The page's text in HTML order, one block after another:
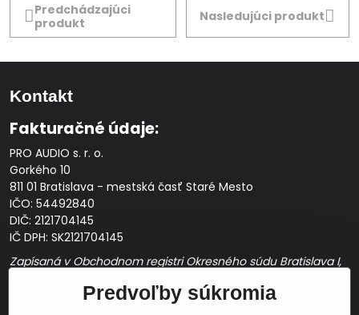
Predchádzajúci
produkt
Nasledujúci produkt
Kontakt
Fakturačné údaje:
PRO AUDIO s. r. o.
Gorkého 10
811 01 Bratislava - mestská časť Staré Mesto
IČO: 54492840
DIČ: 2121704145
IČ DPH: SK2121704145
Zapísaná v Obchodnom registri Okresného súdu Bratislava I,
Prevádzková doba: pracovné dni10:00 - 14:00
Predvoľby súkromia